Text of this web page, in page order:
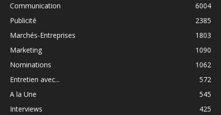
Communication
6004
Publicité
2385
Marchés-Entreprises
1803
Marketing
1090
Nominations
1062
Entretien avec...
572
A la Une
545
Interviews
425